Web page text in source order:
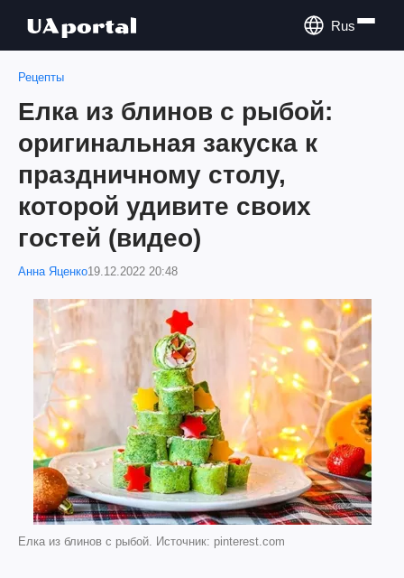
Rus
Рецепты
Елка из блинов с рыбой:
оригинальная закуска к
праздничному столу,
которой удивите своих
гостей (видео)
Анна Яценко19.12.2022 20:48
Елка из блинов с рыбой. Источник: pinterest.com